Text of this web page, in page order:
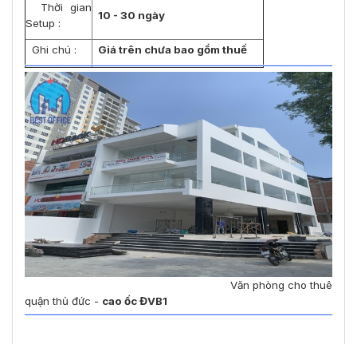
Thời gian
Setup :
10 - 30 ngày
Ghi chú : Giá trên chưa bao gồm thuế
Văn phòng cho thuê
quận thủ đức - cao ốc ĐVB1